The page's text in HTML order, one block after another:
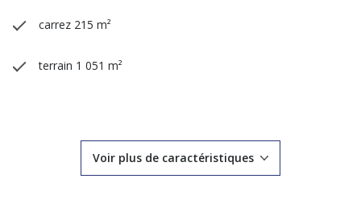
carrez 215 m²
terrain 1 051 m²
Voir plus de caractéristiques